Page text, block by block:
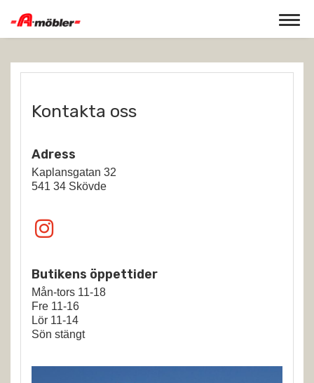
Toggle
Kontakta oss
Adress
Kaplansgatan 32
541 34 Skövde
Butikens öppettider
Mån-tors 11-18
Fre 11-16
Lör 11-14
Sön stängt